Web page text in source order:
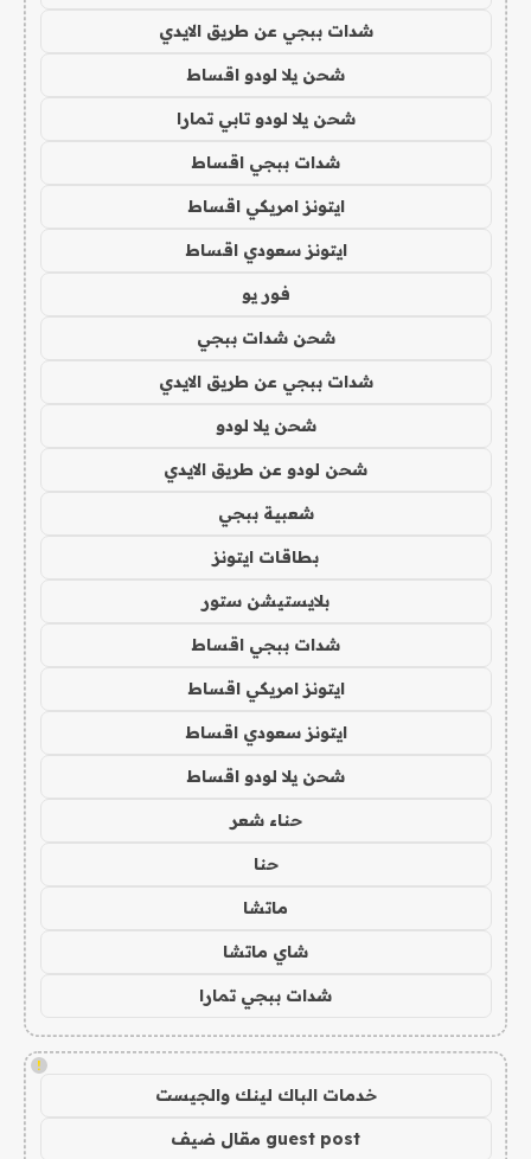
شدات ببجي عن طريق الايدي
شحن يلا لودو اقساط
شحن يلا لودو تابي تمارا
شدات ببجي اقساط
ايتونز امريكي اقساط
ايتونز سعودي اقساط
فور يو
شحن شدات ببجي
شدات ببجي عن طريق الايدي
شحن يلا لودو
شحن لودو عن طريق الايدي
شعبية ببجي
بطاقات ايتونز
بلايستيشن ستور
شدات ببجي اقساط
ايتونز امريكي اقساط
ايتونز سعودي اقساط
شحن يلا لودو اقساط
حناء شعر
حنا
ماتشا
شاي ماتشا
شدات ببجي تمارا
!
خدمات الباك لينك والجيست
guest post مقال ضيف